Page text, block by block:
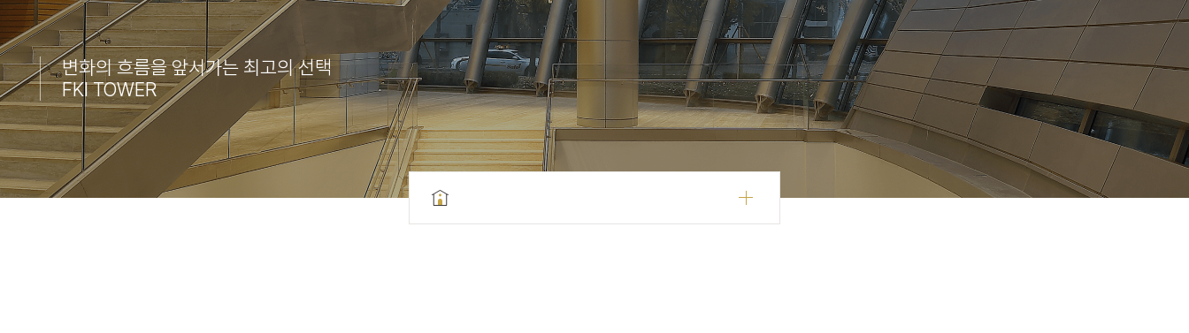
변화의 흐름을 앞서가는 최고의 선택
FKI TOWER